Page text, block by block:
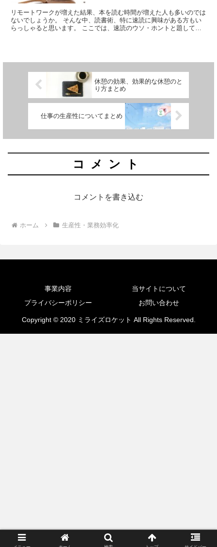
リモートワークが増えた結果、本を読む時間が増えた人も多いのでは
ないでしょうか。 そんな中、読書術、特に速読に興味がある方もい
らっしゃると思います。 ここでは、速読のウソ・ホントと題して、
休憩の効果、効果的な休憩のと
り方まとめ
仕事の生産性についてまとめ
コメント
コメントを書き込む
ホーム 生産性・業務効率化
事業内容
当サイトについて
プライバシーポリシー
お問い合わせ
Copyright © 2020 ミライズロケット All Rights Reserved.